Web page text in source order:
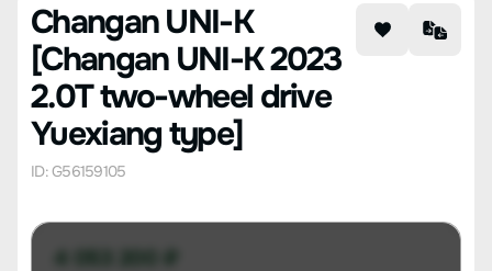
Changan UNI-K
[Changan UNI-K 2023
2.0T two-wheel drive
Yuexiang type]
ID: G56159105